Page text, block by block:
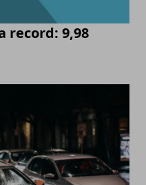
record: 9,98